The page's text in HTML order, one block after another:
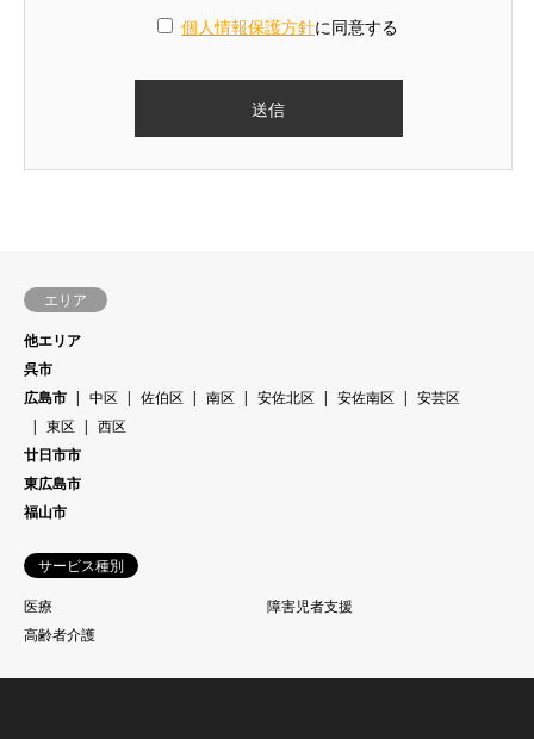
個人情報保護方針に同意する
エリア
他エリア
呉市
広島市
中区 佐伯区 南区 安佐北区 安佐南区
安芸区
東区
西区
廿日市市
東広島市
福山市
サービス種別
医療
障害児者支援
高齢者介護